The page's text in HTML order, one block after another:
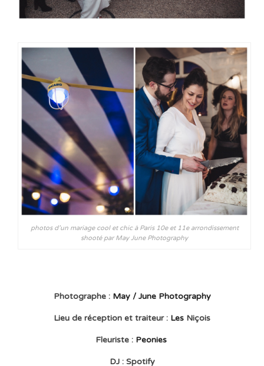
photos d’un mariage cool et chic à Paris 10e et 11e arrondissement
shooté par May June Photography
Photographe : May / June Photography
Lieu de réception et traiteur : Les Niçois
Fleuriste : Peonies
DJ : Spotify